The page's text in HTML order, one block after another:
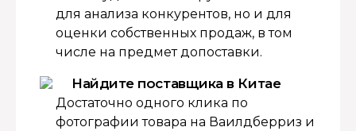
для анализа конкурентов, но и для
оценки собственных продаж, в том
числе на предмет допоставки.
Найдите поставщика в Китае
Достаточно одного клика по
фотографии товара на Ваилдберриз и